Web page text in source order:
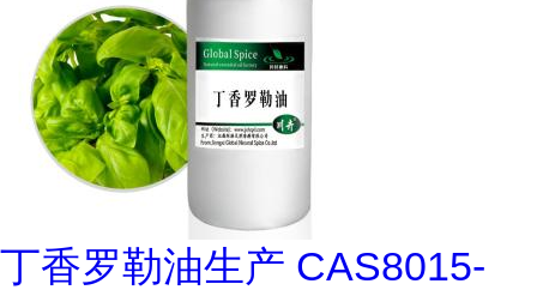
丁香罗勒油生产 CAS8015-